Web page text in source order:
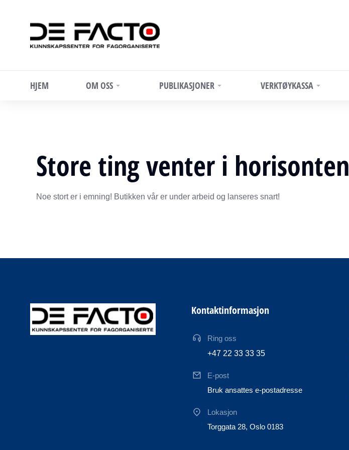
HJEM OM OSS PUBLIKASJONER VERKTØYKASSA
Store ting venter i horisonten
Noe stort er i emning! Butikken vår er under arbeid og lanseres snart!
Kontaktinformasjon
Ring oss
+47 22 33 33 35
E-post
Bruk ansattes e-postadresse
Lokasjon
Torggata 28, Oslo 0183